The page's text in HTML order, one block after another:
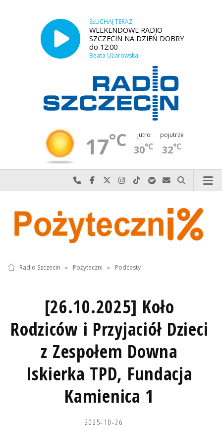
SŁUCHAJ TERAZ
WEEKENDOWE RADIO
SZCZECIN NA DZIEŃ DOBRY
do 12:00
Beata Użarowska
17°C jutro
30°C
pojutrze
32°C
Najlepiej po prostu do nas zadzwoń
Odwiedź nas na Facebook-u
Odwiedź nas na X
Odwiedź nas na Instagram-ie
Odwiedź nas na TikTok-u
Szukaj nas na Spotify
Wyślij do nas
Szukaj
Radio Szczecin » Pożyteczni » Podcasty
[26.10.2025] Koło
Rodziców i Przyjaciół Dzieci
z Zespołem Downa
Iskierka TPD, Fundacja
Kamienica 1
2025-10-26